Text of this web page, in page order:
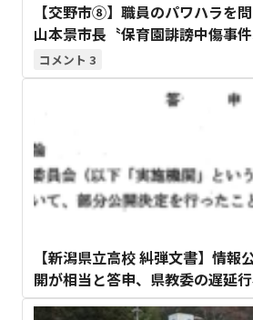
【交野市⑧】職員のパワハラを
山本景市長〝保育園誹謗中傷事
3
【新潟県立高校 糾弾文書】情報
開が相当と答申、県教委の遅延